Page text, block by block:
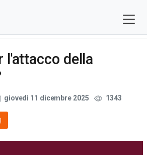
l'attacco della
giovedì 11 dicembre 2025 1343